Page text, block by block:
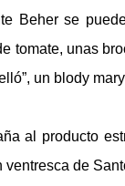
Beher se
tomate, unas
un blody
al producto
ventresca de